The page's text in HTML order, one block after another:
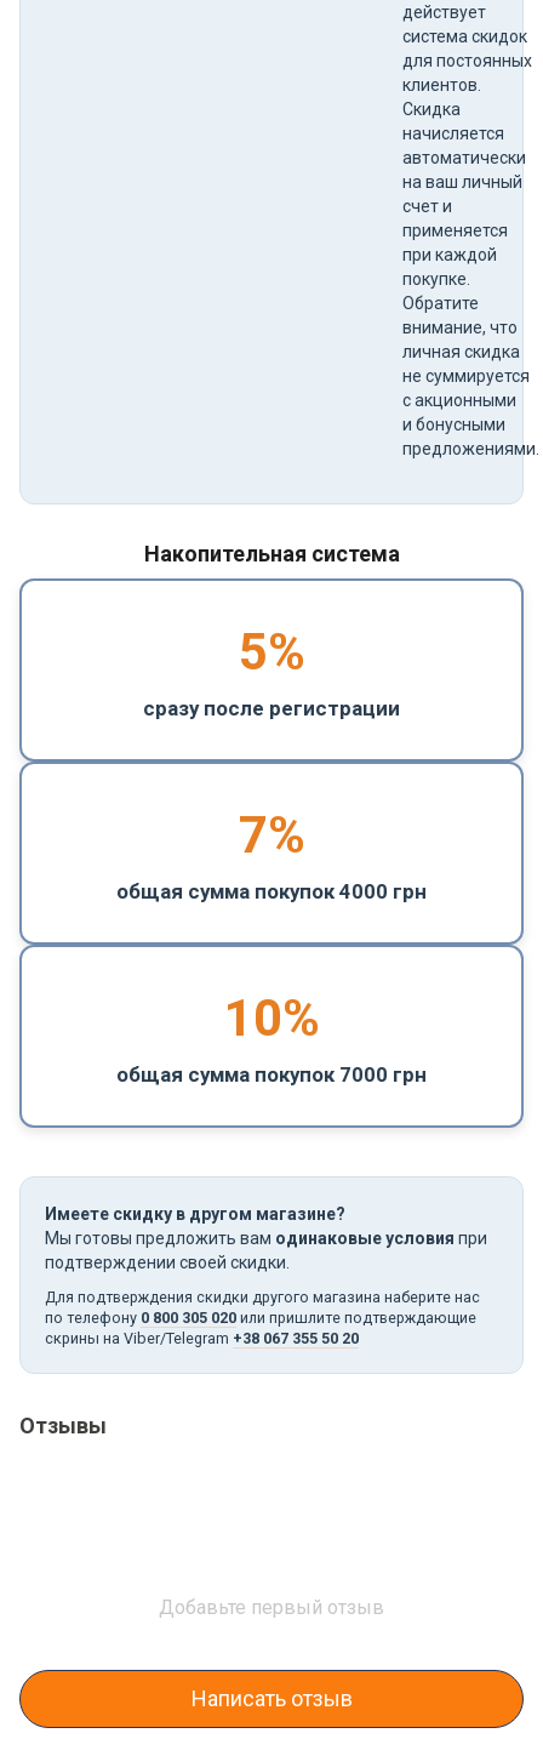
действует
система скидок
для постоянных
клиентов.
Скидка
начисляется
автоматически
на ваш личный
счет и
применяется
при каждой
покупке.
Обратите
внимание, что
личная скидка
не суммируется
с акционными
и бонусными
предложениями.
Накопительная система
5%
сразу после регистрации
7%
общая сумма покупок 4000 грн
10%
общая сумма покупок 7000 грн
Имеете скидку в другом магазине?
Мы готовы предложить вам одинаковые условия при
подтверждении своей скидки.
Для подтверждения скидки другого магазина наберите нас
по телефону 0 800 305 020 или пришлите подтверждающие
скрины на Viber/Telegram +38 067 355 50 20
Отзывы
Добавьте первый отзыв
Написать отзыв